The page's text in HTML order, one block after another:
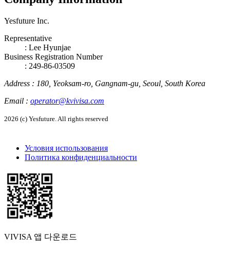
Yesfuture Inc.
Representative
: Lee Hyunjae
Business Registration Number
: 249-86-03509
Address : 180, Yeoksam-ro, Gangnam-gu, Seoul, South Korea
Email : operator@kvivisa.com
2026 (c) Yesfuture. All rights reserved
Условия использования
Политика конфиденциальности
VIVISA 앱 다운로드